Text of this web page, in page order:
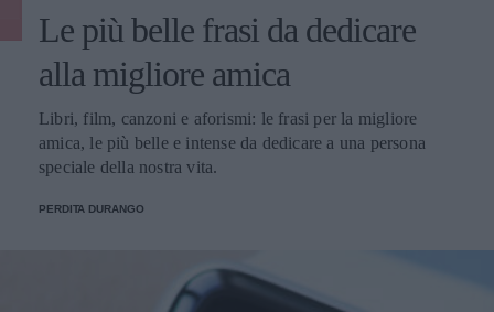
Le più belle frasi da dedicare
alla migliore amica
Libri, film, canzoni e aforismi: le frasi per la migliore
amica, le più belle e intense da dedicare a una persona
speciale della nostra vita.
PERDITA DURANGO